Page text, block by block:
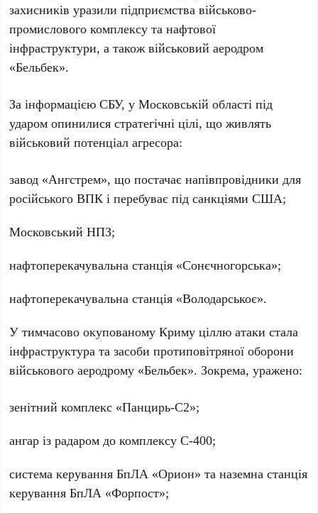
захисників уразили підприємства військово-
промислового комплексу та нафтової
інфраструктури, а також військовий аеродром
«Бельбек».
За інформацієюСБУ, уМосковській області під
ударом опинилися стратегічні цілі, що живлять
військовий потенціал агресора:
завод «Ангстрем», що постачає напівпровідники для
російського ВПК і перебуває під санкціямиСША;
Московський НПЗ;
нафтоперекачувальна станція «Сонєчногорська»;
нафтоперекачувальна станція «Володарськоє».
У тимчасово окупованомуКриму ціллю атаки стала
інфраструктура та засоби протиповітряної оборони
військового аеродрому «Бельбек». Зокрема, уражено:
зенітний комплекс «Панцирь-С2»;
ангар із радаром до комплексуС-400;
система керуванняБпЛА «Орион» та наземна станція
керуванняБпЛА «Форпост»;